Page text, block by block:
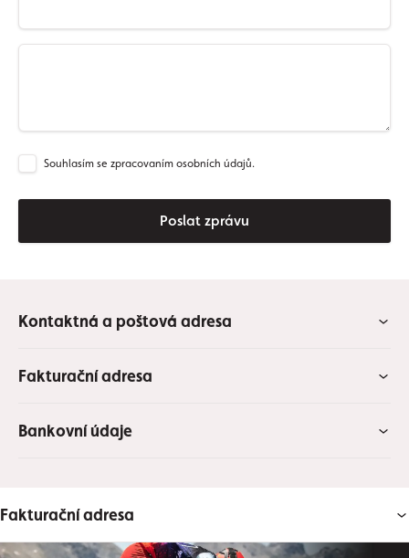
Kontaktná a poštová adresa
Fakturační adresa
Bankovní údaje
Souhlasím se zpracovaním osobních údajů.
Poslat zprávu
Fakturační adresa